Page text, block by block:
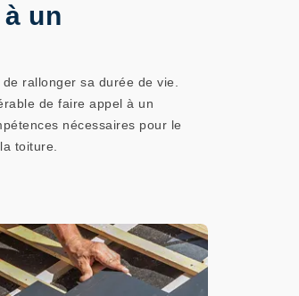
un
rallonger sa durée de vie.
de faire appel à un
nécessaires pour le
toiture.